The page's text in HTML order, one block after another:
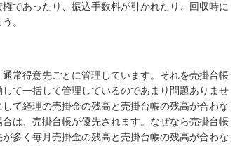
であったり、振込手数料が引かれたり、回収時に
。
常得意先ごとに管理しています。それを売掛台帳
て一括して管理しているのであまり問題ありませ
て経理の売掛金の残高と売掛台帳の残高が合わな
は、売掛台帳が優先されます。なぜなら売掛台帳
多く毎月売掛金の残高と売掛台帳の残高が合わな